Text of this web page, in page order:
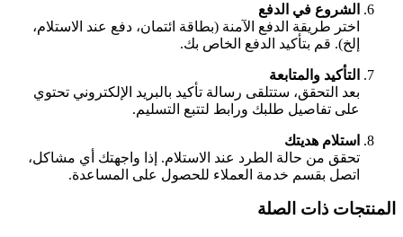
الشروع في الدفع
اختر طريقة الدفع الآمنة (بطاقة ائتمان، دفع عند الاستلام،
إلخ). قم بتأكيد الدفع الخاص بك.
التأكيد والمتابعة
بعد التحقق، ستتلقى رسالة تأكيد بالبريد الإلكتروني تحتوي
على تفاصيل طلبك ورابط لتتبع التسليم.
استلام هديتك
تحقق من حالة الطرد عند الاستلام. إذا واجهتك أي مشاكل،
اتصل بقسم خدمة العملاء للحصول على المساعدة.
المنتجات ذات الصلة